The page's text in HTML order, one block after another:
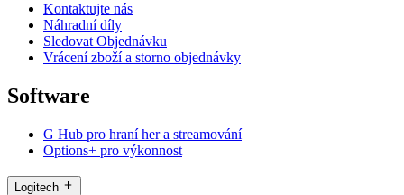
Kontaktujte nás
Náhradní díly
Sledovat Objednávku
Vrácení zboží a storno objednávky
Software
G Hub pro hraní her a streamování
Options+ pro výkonnost
Logitech